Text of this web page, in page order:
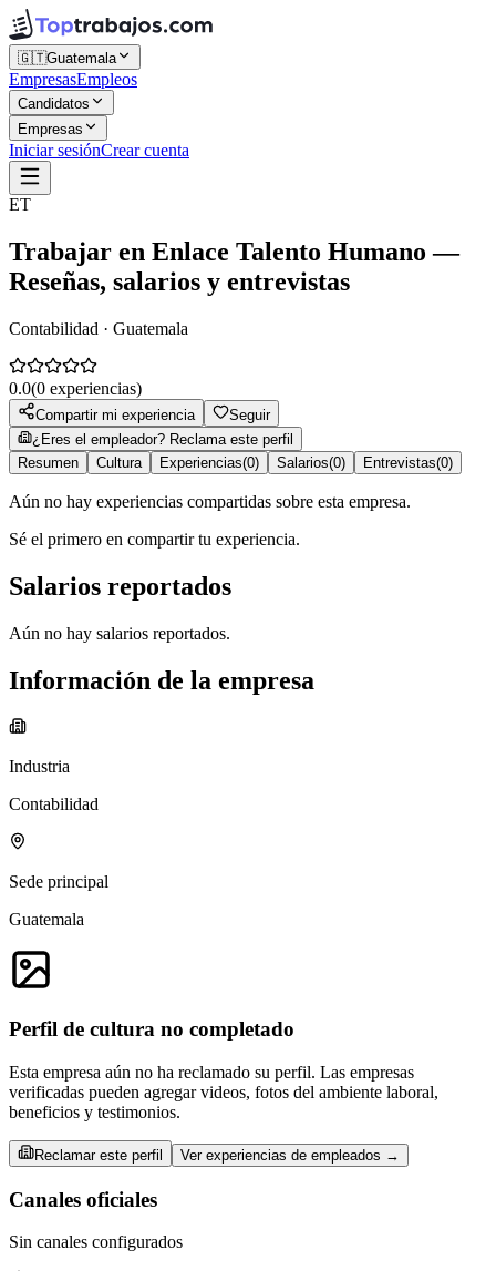
🇬🇹Guatemala
EmpresasEmpleos
Candidatos
Empresas
Iniciar sesiónCrear cuenta
ET
Trabajar en Enlace Talento Humano —
Reseñas, salarios y entrevistas
Contabilidad · Guatemala
0.0(0 experiencias)
Compartir mi experiencia
Seguir
¿Eres el empleador? Reclama este perfil
Resumen
Cultura Experiencias(0) Salarios(0) Entrevistas(0)
Aún no hay experiencias compartidas sobre esta empresa.
Sé el primero en compartir tu experiencia.
Salarios reportados
Aún no hay salarios reportados.
Información de la empresa
Industria
Contabilidad
Sede principal
Guatemala
Perfil de cultura no completado
Esta empresa aún no ha reclamado su perfil. Las empresas
verificadas pueden agregar videos, fotos del ambiente laboral,
beneficios y testimonios.
Reclamar este perfil Ver experiencias de empleados →
Canales oficiales
Sin canales configurados